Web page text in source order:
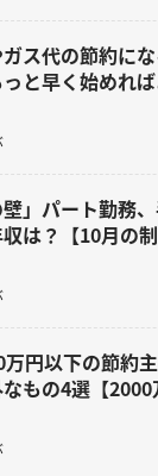
ス代の節約に
と早く始めれ
壁」パート勤務
は？【10月の制
円以下の節約
もの4選【